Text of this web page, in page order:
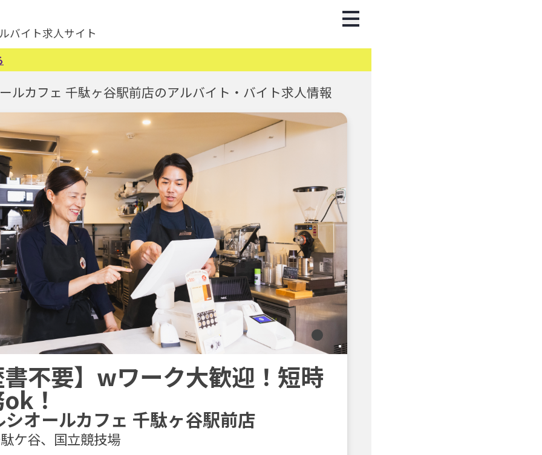
バイト求人サイト
ルカフェ 千駄ヶ谷駅前店のアルバイト・バイト求人情報
不要】wワーク大歓迎！短時
！
オールカフェ 千駄ヶ谷駅前店
ケ谷、国立競技場